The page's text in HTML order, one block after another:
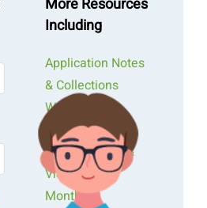
More Resources
Including
Application Notes
& Collections
Webinars &
Workshops
Presentations &
Videos
Monthly